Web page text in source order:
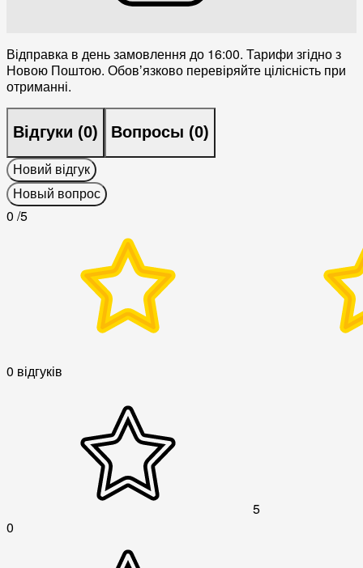
Відправка в день замовлення до 16:00. Тарифи згідно з
Новою Поштою. Обовʼязково перевіряйте цілісність при
отриманні.
Відгуки (0) Вопросы (0)
Новий відгук
Новый вопрос
0 /5
0 відгуків
5
0